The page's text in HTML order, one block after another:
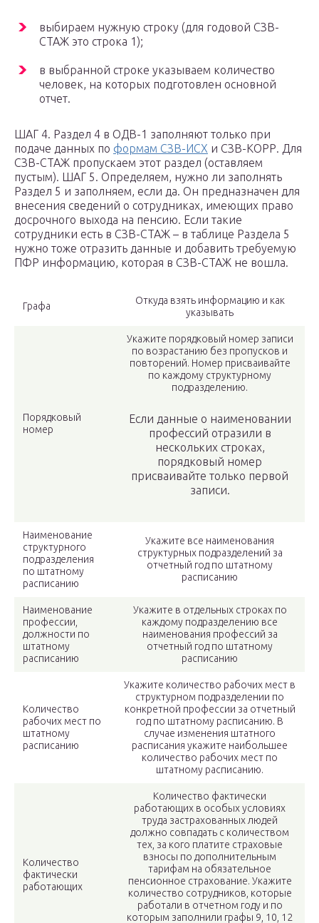
выбираем нужную строку (для годовой СЗВ-
СТАЖ это строка 1);
в выбранной строке указываем количество
человек, на которых подготовлен основной
отчет.
ШАГ 4. Раздел 4 в ОДВ-1 заполняют только при
подаче данных по формам СЗВ-ИСХ и СЗВ-КОРР. Для
СЗВ-СТАЖ пропускаем этот раздел (оставляем
пустым). ШАГ 5. Определяем, нужно ли заполнять
Раздел 5 и заполняем, если да. Он предназначен для
внесения сведений о сотрудниках, имеющих право
досрочного выхода на пенсию. Если такие
сотрудники есть в СЗВ-СТАЖ – в таблице Раздела 5
нужно тоже отразить данные и добавить требуемую
ПФР информацию, которая в СЗВ-СТАЖ не вошла.
Графа
Откуда взять информацию и как
указывать
Порядковый
номер
Укажите порядковый номер записи
по возрастанию без пропусков и
повторений. Номер присваивайте
по каждому структурному
подразделению.
Если данные о наименовании
профессий отразили в
нескольких строках,
порядковый номер
присваивайте только первой
записи.
Наименование
структурного
подразделения
по штатному
расписанию
Укажите все наименования
структурных подразделений за
отчетный год по штатному
расписанию
Наименование
профессии,
должности по
штатному
расписанию
Укажите в отдельных строках по
каждому подразделению все
наименования профессий за
отчетный год по штатному
расписанию
Количество
рабочих мест по
штатному
расписанию
Укажите количество рабочих мест в
структурном подразделении по
конкретной профессии за отчетный
год по штатному расписанию. В
случае изменения штатного
расписания укажите наибольшее
количество рабочих мест по
штатному расписанию.
Количество
фактически
работающих
Количество фактически
работающих в особых условиях
труда застрахованных людей
должно совпадать с количеством
тех, за кого платите страховые
взносы по дополнительным
тарифам на обязательное
пенсионное страхование. Укажите
количество сотрудников, которые
работали в отчетном году и по
которым заполнили графы 9, 10, 12